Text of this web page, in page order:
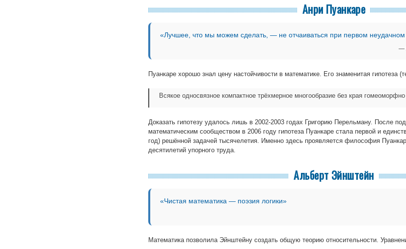
Анри Пуанкаре
«Лучшее, что мы можем сделать, — не отчаиваться при первом неудачном
—
Пуанкаре хорошо знал цену настойчивости в математике. Его знаменитая гипотеза
Всякое односвязное компактное трёхмерное многообразие без края
Доказать гипотезу удалось лишь в 2002-2003 годах Григорию Перельману. После
математическим сообществом в 2006 году гипотеза Пуанкаре стала первой и
год) решённой задачей тысячелетия. Именно здесь проявляется философия
десятилетий упорного труда.
Альберт Эйнштейн
«Чистая математика — поэзия логики»
Математика позволила Эйнштейну создать общую теорию относительности.